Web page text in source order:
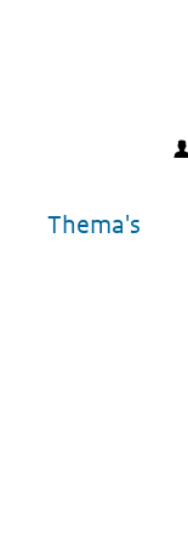
Thema's